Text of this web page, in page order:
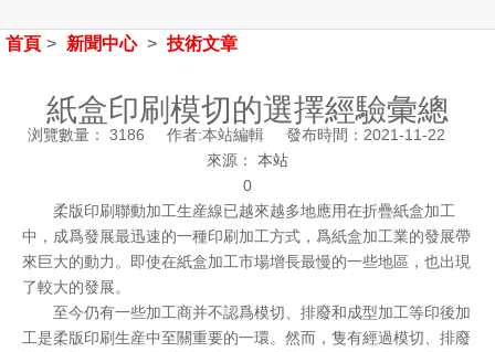
首頁 > 新聞中心 > 技術文章
紙盒印刷模切的選擇經驗彙總
浏覽數量： 3186 作者:本站編輯 發布時間：2021-11-22
來源： 本站
0
柔版印刷聯動加工生産線已越來越多地應用在折疊紙盒加工
中，成爲發展最迅速的一種印刷加工方式，爲紙盒加工業的發展帶
來巨大的動力。即使在紙盒加工市場增長最慢的一些地區，也出現
了較大的發展。
至今仍有一些加工商并不認爲模切、排廢和成型加工等印後加
工是柔版印刷生産中至關重要的一環。然而，隻有經過模切、排廢